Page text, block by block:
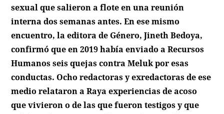
sexual que salieron a flote en una reunión
interna dos semanas antes. En ese mismo
encuentro, la editora de Género, Jineth Bedoya,
confirmó que en 2019 había enviado a Recursos
Humanos seis quejas contra Meluk por esas
conductas. Ocho redactoras y exredactoras de ese
medio relataron a Raya experiencias de acoso
que vivieron o de las que fueron testigos y que